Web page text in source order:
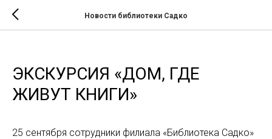
Новости библиотеки Садко
ЭКСКУРСИЯ «ДОМ, ГДЕ
ЖИВУТ КНИГИ»
25 сентября сотрудники филиала «Библиотека Садко»